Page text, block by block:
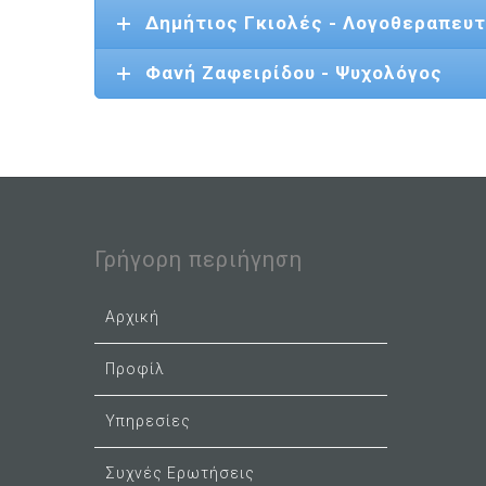
Δημήτιος Γκιολές -
Φανή Ζαφειρίδου - Ψυχολόγος
Γρήγορη περιήγηση
Αρχική
Προφίλ
Υπηρεσίες
Συχνές Ερωτήσεις